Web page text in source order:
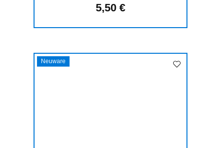
Regulärer Preis:
5,50 €
Neuware